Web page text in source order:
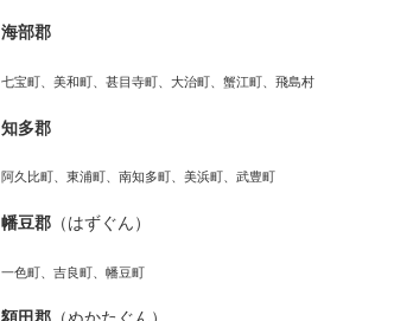
海部郡
七宝町、美和町、甚目寺町、大治町、蟹江町、飛島村
知多郡
阿久比町、東浦町、南知多町、美浜町、武豊町
幡豆郡 （はずぐん）
一色町、吉良町、幡豆町